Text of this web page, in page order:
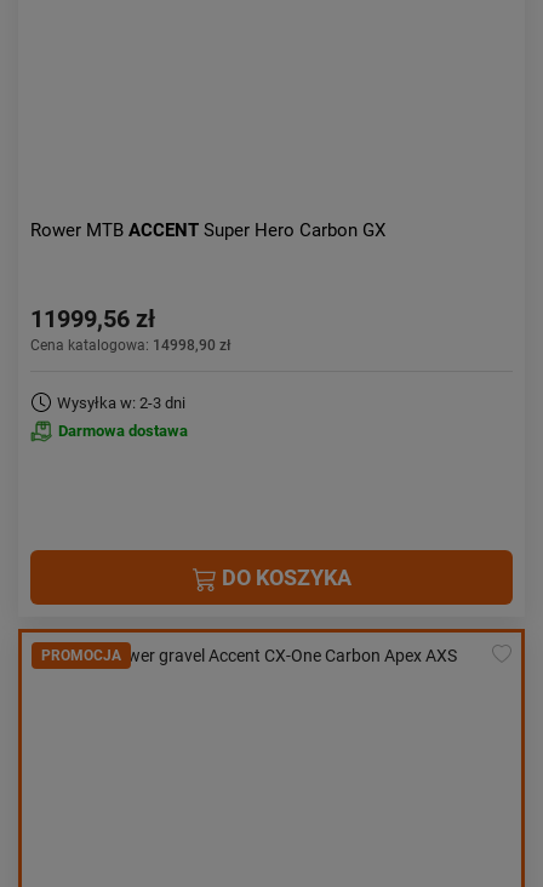
Rower MTB ACCENT Super Hero Carbon GX
11999,56 zł
Cena katalogowa: 14998,90 zł
Wysyłka w: 2-3 dni
Darmowa dostawa
DO KOSZYKA
PROMOCJA